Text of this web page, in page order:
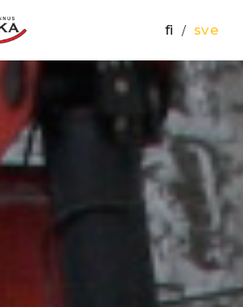
fi / sve